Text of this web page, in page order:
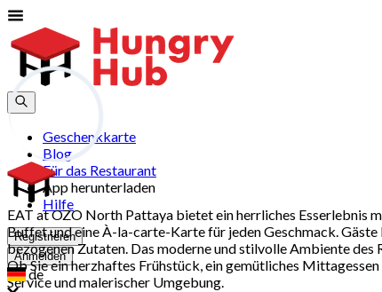
Geschenkkarte
Blog
Für das Restaurant
App herunterladen
Hilfe
Registrieren
Anmelden
de
EAT at OZO North Pattaya bietet ein herrliches Esserlebnis
Buffet und eine À-la-carte-Karte für jeden Geschmack.
bezogenen Zutaten. Das moderne und stilvolle Ambiente
Ob Sie ein herzhaftes Frühstück, ein gemütliches
Service und malerischer Umgebung.